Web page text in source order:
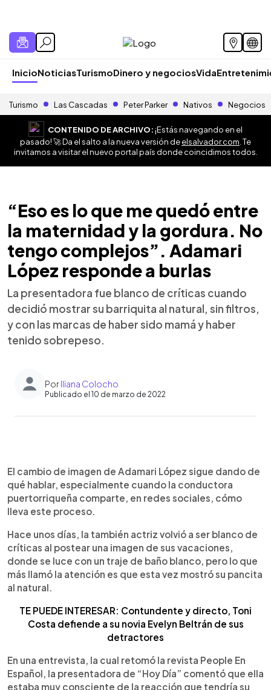
InicioNoticiasTurismoDinero y negociosVida
Turismo Las Cascadas Peter Parker Nativos Negocios
CONTENIDO DE ARCHIVO:¡Estás navegando en el
pasado! 🚀 Da el salto a la nueva versión deelsalvador.com . Te
invitamos a visitar el nuevo portal país donde coincidimos todos.
“Eso es lo que me quedó entre
la maternidad y la gordura. No
tengo complejos”. Adamari
López responde a burlas
La presentadora fue blanco de críticas cuando
decidió mostrar su barriquita al natural, sin filtros,
y con las marcas de haber sido mamá y haber
tenido sobrepeso.
PorIliana Colocho
Publicado el 10 de marzo de 2022
► Escuchar artículo
El cambio de imagen de Adamari López sigue dando de
qué hablar, especialmente cuando la conductora
puertorriqueña comparte, en redes sociales, cómo
lleva este proceso.
Hace unos días, la también actriz volvió a ser blanco de
críticas al postear una imagen de sus vacaciones,
donde se luce con un traje de baño blanco, pero lo que
más llamó la atención es que esta vez mostró su pancita
al natural.
TE PUEDE INTERESAR: Contundente y directo, Toni
Costa defiende a su novia Evelyn Beltrán de sus
detractores
En una entrevista, la cual retomó la revista People En
Español, la presentadora de “Hoy Día” comentó que ella
estaba muy consciente de la reacción que tendría su